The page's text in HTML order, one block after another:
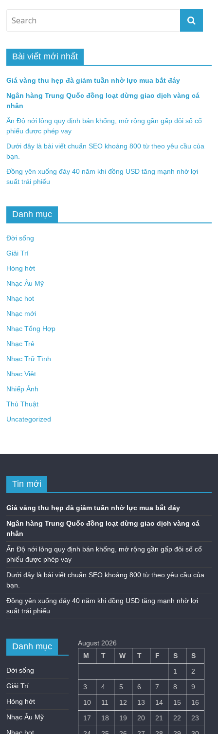
Bài viết mới nhất
Giá vàng thu hẹp đà giảm tuần nhờ lực mua bắt đáy
Ngân hàng Trung Quốc đồng loạt dừng giao dịch vàng cá
nhân
Ấn Độ nới lỏng quy định bán khống, mở rộng gần gấp đôi số cổ
phiếu được phép vay
Dưới đây là bài viết chuẩn SEO khoảng 800 từ theo yêu cầu của
bạn.
Đồng yên xuống đáy 40 năm khi đồng USD tăng mạnh nhờ lợi
suất trái phiếu
Danh mục
Đời sống
Giải Trí
Hóng hớt
Nhạc Âu Mỹ
Nhạc hot
Nhạc mới
Nhạc Tổng Hợp
Nhạc Trẻ
Nhạc Trữ Tình
Nhạc Việt
Nhiếp Ảnh
Thủ Thuật
Uncategorized
Tin mới
Giá vàng thu hẹp đà giảm tuần nhờ lực mua bắt đáy
Ngân hàng Trung Quốc đồng loạt dừng giao dịch vàng cá
nhân
Ấn Độ nới lỏng quy định bán khống, mở rộng gần gấp đôi số cổ
phiếu được phép vay
Dưới đây là bài viết chuẩn SEO khoảng 800 từ theo yêu cầu của
bạn.
Đồng yên xuống đáy 40 năm khi đồng USD tăng mạnh nhờ lợi
suất trái phiếu
Danh mục
Đời sống
Giải Trí
Hóng hớt
Nhạc Âu Mỹ
August 2026
M
T W T F S
S
1
2
3
4 5 6 7 8
9
10
11 12 13 14 15
16
17
18 19 20 21 22
23